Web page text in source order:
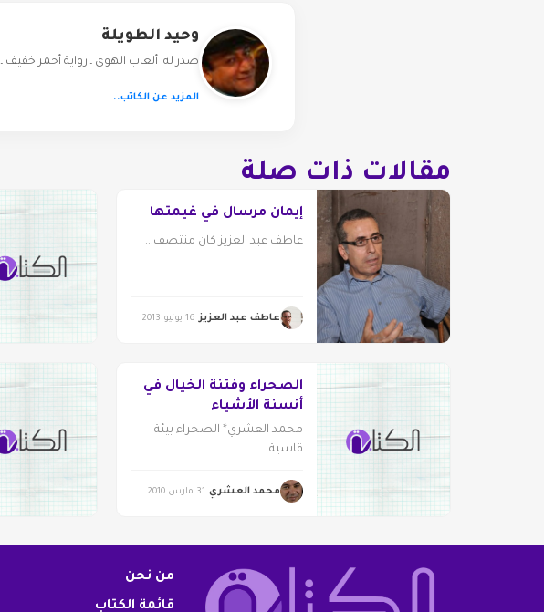
وحيد الطويلة
صدر له: ألعاب الهوى ـ رواية أحمر
المزيد عن الكاتب..
مقالات ذات صلة
إيمان مرسال في غيمتها
عاطف عبد العزيز كان منتصف...
عاطف عبد العزيز 16 يونيو 2013
الصحراء وفتنة الخيال في
أنسنة الأشياء
محمد العشري* الصحراء بيئة
قاسية،...
محمد العشري 31 مارس 2010
من نحن
قائمة الكتاب